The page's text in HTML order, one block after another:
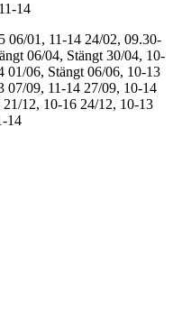
11-14
06/01, 11-14 24/02, 09.30-
06/04, Stängt 30/04, 10-
01/06, Stängt 06/06, 10-13
07/09, 11-14 27/09, 10-14
21/12, 10-16 24/12, 10-13
14